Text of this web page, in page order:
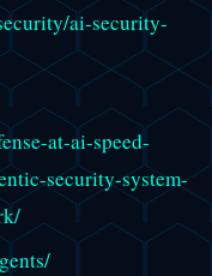
ai-security-
at-ai-speed-
security-system-